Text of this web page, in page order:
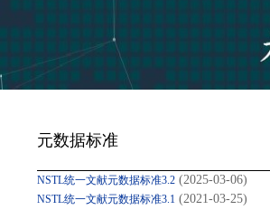
元数据标准
NSTL统一文献元数据标准3.2 (2025-03-06)
NSTL统一文献元数据标准3.1 (2021-03-25)